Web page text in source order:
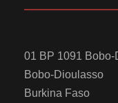
01 BP 1091 Bobo-
Bobo-Dioulasso
Burkina Faso